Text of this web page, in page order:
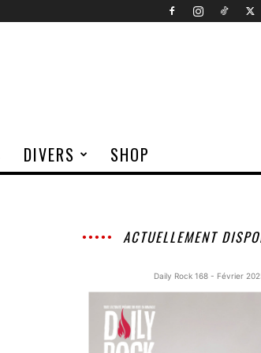
DIVERS SHOP
ACTUELLEMENT
Daily Rock 168 - Février